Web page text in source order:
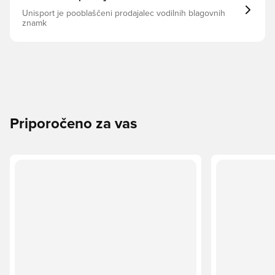
Unisport je pooblaščeni prodajalec vodilnih blagovnih
znamk
Priporočeno za vas